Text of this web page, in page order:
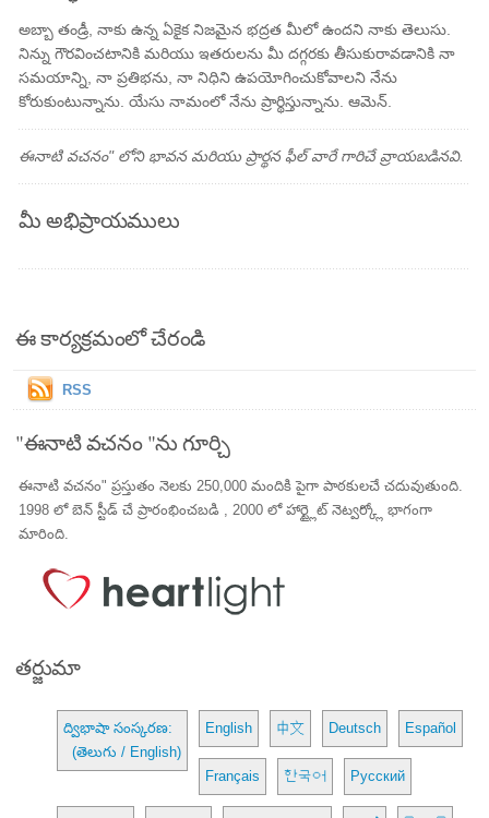
అబ్బా తండ్రీ, నాకు ఉన్న ఏకైక నిజమైన భద్రత మీలో ఉందని నాకు తెలుసు.
నిన్ను గౌరవించటానికి మరియు ఇతరులను మీ దగ్గరకు తీసుకురావడానికి నా
సమయాన్ని, నా ప్రతిభను, నా నిధిని ఉపయోగించుకోవాలని నేను
కోరుకుంటున్నాను. యేసు నామంలో నేను ప్రార్థిస్తున్నాను. ఆమెన్.
ఈనాటి వచనం" లోని భావన మరియు ప్రార్థన ఫీల్ వారే గారిచే వ్రాయబడినవి.
మీ అభిప్రాయములు
ఈ కార్యక్రమంలో చేరండి
RSS
"ఈనాటి వచనం "ను గూర్చి
ఈనాటి వచనం" ప్రస్తుతం నెలకు 250,000 మందికి పైగా పాఠకులచే చదువుతుంది.
1998 లో బెన్ స్టీడ్ చే ప్రారంభించబడి , 2000 లో హార్ట్లైట్ నెట్వర్క్లో భాగంగా
మారింది.
తర్జుమా
ద్విభాషా సంస్కరణ:
(తెలుగు / English)
English 中文 Deutsch Español
Français 한국어 Русский